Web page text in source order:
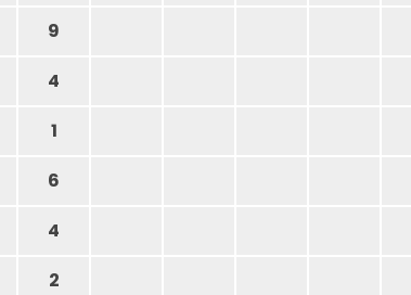
9
4
1
6
4
2